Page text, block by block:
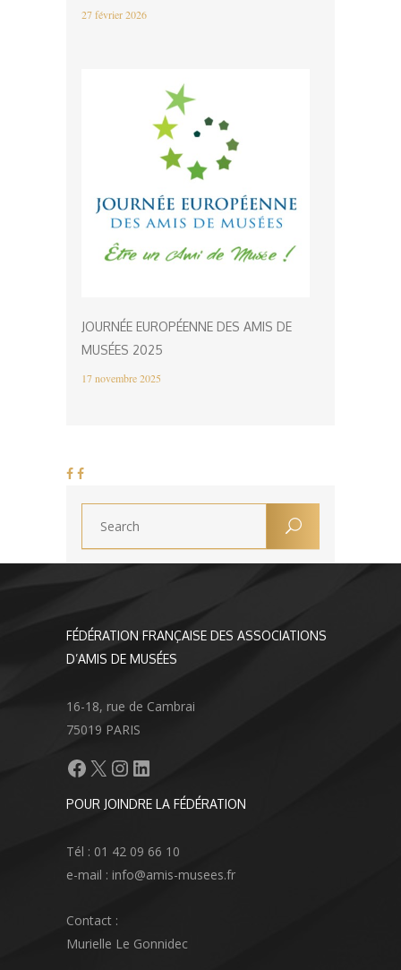
27 février 2026
JOURNÉE EUROPÉENNE DES AMIS DE
MUSÉES 2025
17 novembre 2025
FÉDÉRATION FRANÇAISE DES ASSOCIATIONS
D’AMIS DE MUSÉES
16-18, rue de Cambrai
75019 PARIS
Facebook
X Instagram
LinkedIn
POUR JOINDRE LA FÉDÉRATION
Tél : 01 42 09 66 10
e-mail : info@amis-musees.fr
Contact :
Murielle Le Gonnidec